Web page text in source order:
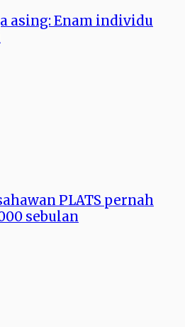
asing: Enam individu
PLATS pernah
sebulan